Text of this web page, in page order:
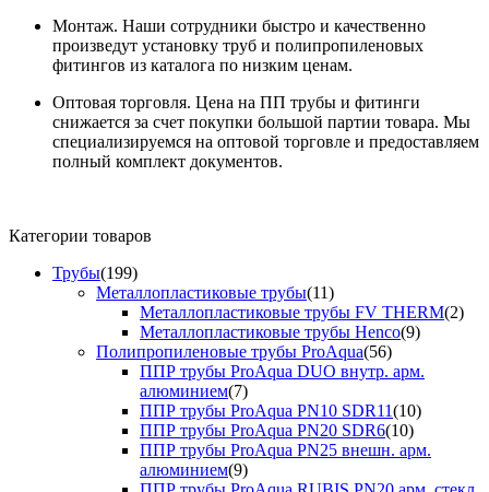
Монтаж. Наши сотрудники быстро и качественно
произведут установку труб и полипропиленовых
фитингов из каталога по низким ценам.
Оптовая торговля. Цена на ПП трубы и фитинги
снижается за счет покупки большой партии товара. Мы
специализируемся на оптовой торговле и предоставляем
полный комплект документов.
Категории товаров
Трубы(199)
Металлопластиковые трубы(11)
Металлопластиковые трубы FV THERM(2)
Металлопластиковые трубы Henco(9)
Полипропиленовые трубы ProAqua(56)
ППР трубы ProAqua DUO внутр. арм.
алюминием(7)
ППР трубы ProAqua PN10 SDR11(10)
ППР трубы ProAqua PN20 SDR6(10)
ППР трубы ProAqua PN25 внешн. арм.
алюминием(9)